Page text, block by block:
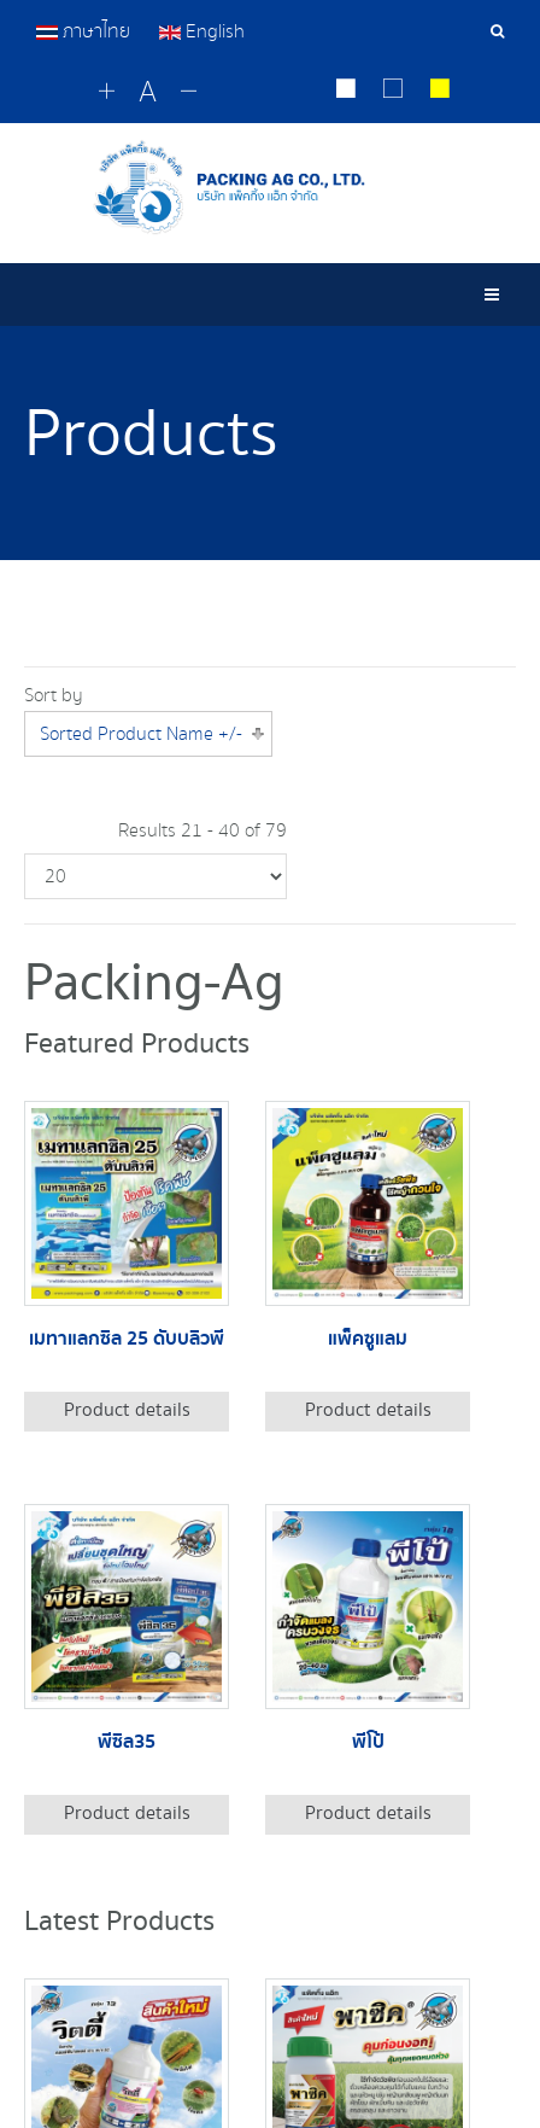
ภาษาไทย English
Products
Sort by
Sorted Product Name +/-
Results 21 - 40 of 79
Packing-Ag
Featured Products
เมทาแลกซิล 25 ดับบลิวพี
Product details
แพ็คซูแลม
Product details
พีซิล35
Product details
พีโป้
Product details
Latest Products